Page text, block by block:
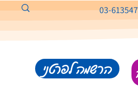
03-
הרשמה לפרטני